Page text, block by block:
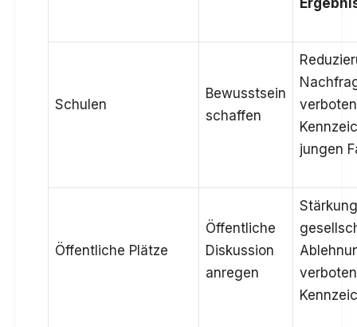
Schulen
Bewusstsein
schaffen
jungen
Öffentliche Plätze
Öffentliche
Diskussion
anregen